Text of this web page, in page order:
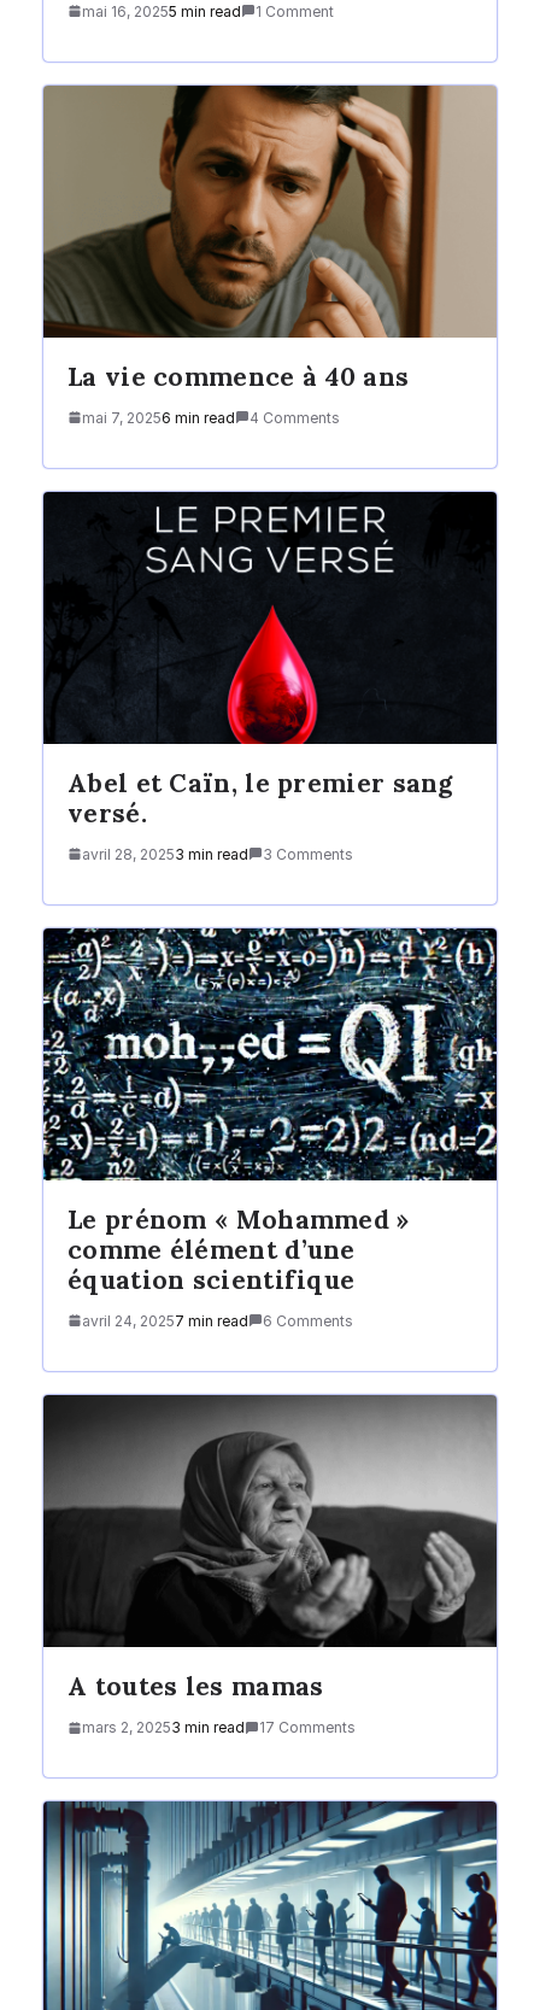
mai 16, 20255 min read 1 Comment
La vie commence à 40 ans
mai 7, 20256 min read 4 Comments
Abel et Caïn, le premier sang
versé.
avril 28, 20253 min read 3 Comments
Le prénom « Mohammed »
comme élément d’une
équation scientifique
avril 24, 20257 min read 6 Comments
A toutes les mamas
mars 2, 20253 min read 17 Comments